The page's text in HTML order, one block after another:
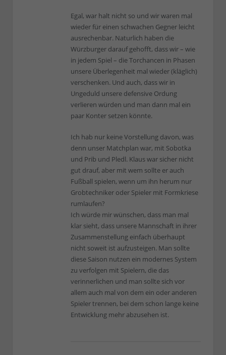
Egal, war halt nicht so und wir waren mal
wieder für einen schwachen Gegner leicht
ausrechenbar. Naturlich haben die
Würzburger darauf gehofft, dass wir – wie
in jedem Spiel – die Torchancen in Phasen
unsere Überlegenheit mal wieder (kläglich)
verschenken. Und auch, dass wir in
Ungeduld unsere defensive Ordung
verlieren würden und man dann mal ein
paar Konter setzen könnte.
Ich hab nur keine Vorstellung davon, was
denn unser Matchplan war, mit Sobotka
und Prib und Pledl. Klaus war sicher nicht
gut drauf, aber mit wem sollte er auch
Fußball spielen, wenn um ihn herum nur
Grobtechniker oder Spieler mit Formkriese
rumlaufen?
Ich würde mir wünschen, dass man mal
klar sieht, dass unsere Mannschaft in ihrer
Zusammenstellung einfach überhaupt
nicht soweit ist aufzusteigen. Man sollte
diese Saison nutzen ein modernes System
zu verfolgen mit Spielern, die das
verinnerlichen und man sollte sich vor
allem auch mal von dem ein oder anderen
Spieler trennen, bei dem schon lange keine
Entwicklung mehr abzusehen ist.